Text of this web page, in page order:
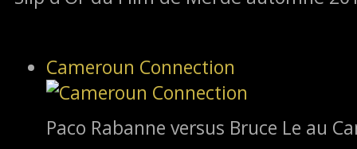
Cameroun Connection
Paco Rabanne versus Bruce Le au